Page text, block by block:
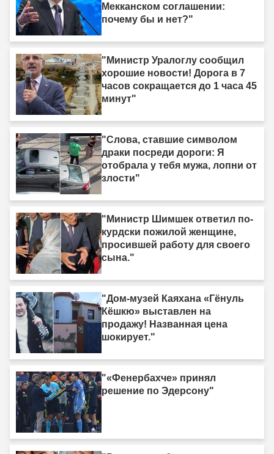
Мекканском соглашении:
почему бы и нет?"
"Министр Уралоглу сообщил
хорошие новости! Дорога в 7
часов сокращается до 1 часа 45
минут"
"Слова, ставшие символом
драки посреди дороги: Я
отобрала у тебя мужа, лопни от
злости"
"Министр Шимшек ответил по-
курдски пожилой женщине,
просившей работу для своего
сына."
"Дом-музей Каяхана «Гёнуль
Кёшкю» выставлен на
продажу! Названная цена
шокирует."
"«Фенербахче» принял
решение по Эдерсону"